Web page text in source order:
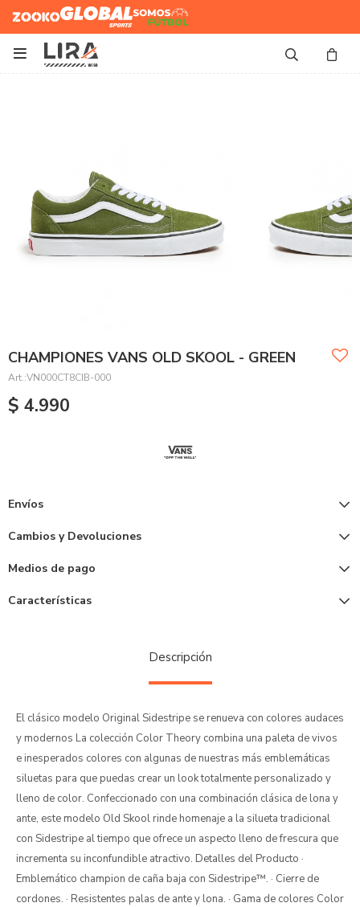
Zooko Global Sports
Somos
Futbol

CHAMPIONES VANS OLD SKOOL - GREEN
VN000CT8CIB-000
$ 4.990
Envíos
Cambios y Devoluciones
Medios de pago
Características
Descripción
El clásico modelo Original Sidestripe se renueva con colores audaces
y modernos La colección Color Theory combina una paleta de vivos
e inesperados colores con algunas de nuestras más emblemáticas
siluetas para que puedas crear un look totalmente personalizado y
lleno de color. Confeccionado con una combinación clásica de lona y
ante, este modelo Old Skool rinde homenaje a la silueta tradicional
con Sidestripe al tiempo que ofrece un aspecto lleno de frescura que
incrementa su inconfundible atractivo. Detalles del Producto ·
Emblemático champion de caña baja con Sidestripe™. · Cierre de
cordones. · Resistentes palas de ante y lona. · Gama de colores Color